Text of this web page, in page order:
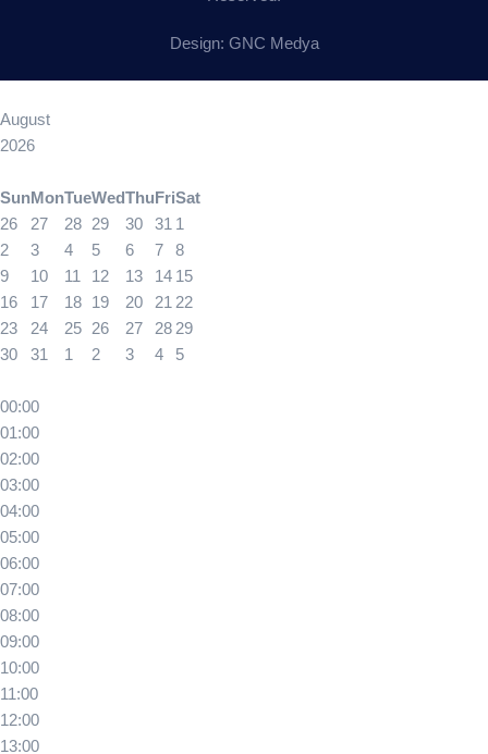
Design: GNC Medya
August
2026
SunMonTueWedThuFriSat
26
27 28 29 30 31 1
2
3 4 5 6 7
8
9
10 11 12 13 14 15
16
17 18 19 20 21 22
23
24 25 26 27 28 29
30
31 1 2 3 4 5
00:00
01:00
02:00
03:00
04:00
05:00
06:00
07:00
08:00
09:00
10:00
11:00
12:00
13:00